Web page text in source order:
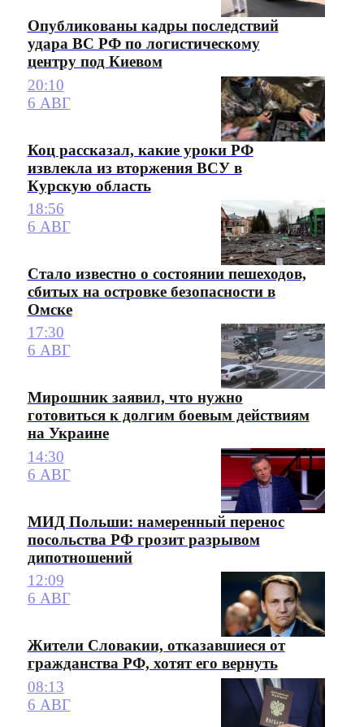
Опубликованы кадры последствий
удара ВС РФ по логистическому
центру под Киевом
20:10
6 АВГ
Коц рассказал, какие уроки РФ
извлекла из вторжения ВСУ в
Курскую область
18:56
6 АВГ
Стало известно о состоянии пешеходов,
сбитых на островке безопасности в
Омске
17:30
6 АВГ
Мирошник заявил, что нужно
готовиться к долгим боевым действиям
на Украине
14:30
6 АВГ
МИД Польши: намеренный перенос
посольства РФ грозит разрывом
дипотношений
12:09
6 АВГ
Жители Словакии, отказавшиеся от
гражданства РФ, хотят его вернуть
08:13
6 АВГ